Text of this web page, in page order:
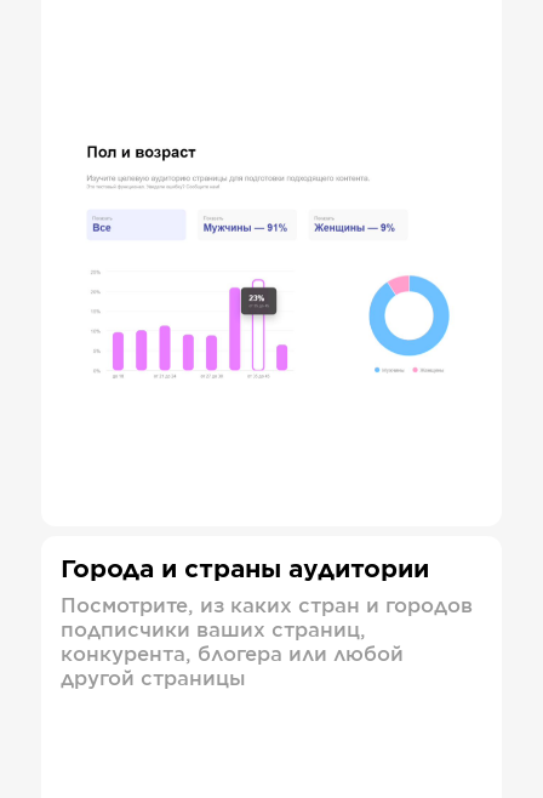
Города и страны аудитории
Посмотрите, из каких стран и городов
подписчики ваших страниц,
конкурента, блогера или любой
другой страницы